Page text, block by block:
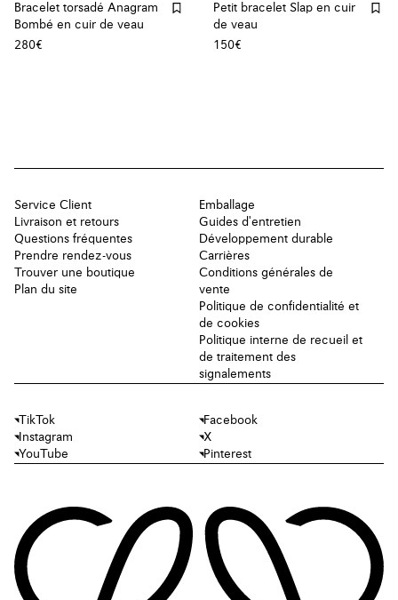
Bracelet torsadé Anagram
Bombé en cuir de veau
280€
Petit bracelet Slap en cuir
de veau
150€
Service Client
Livraison et retours
Questions fréquentes
Prendre rendez-vous
Trouver une boutique
Plan du site
Emballage
Guides d'entretien
Développement durable
Carrières
Conditions générales de
vente
Politique de confidentialité et
de cookies
Politique interne de recueil et
de traitement des
signalements
TikTok
Facebook
Instagram
X
YouTube
Pinterest